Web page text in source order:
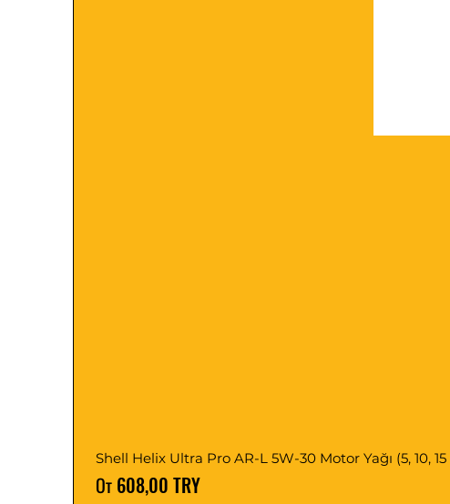
Shell Helix Ultra Pro AR-L 5W-30 Motor Yağı (5, 10,
От 608,00 TRY
Цена со скидкой